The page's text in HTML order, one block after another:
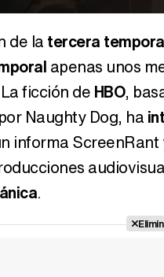
de la tercera
apenas unos
ficción de HBO,
Naughty Dog, ha
informa
.